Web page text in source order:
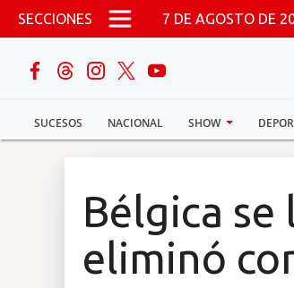
Pasar al contenido principal
SECCIONES 7 DE AGOSTO DE
SUCESOS NACIONAL SHOW
buscar
Sucesos
Bélgica
eliminó